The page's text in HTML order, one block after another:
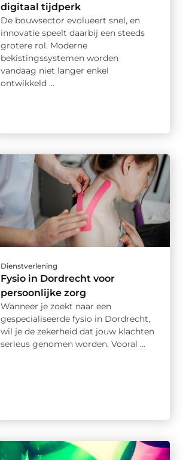
digitaal tijdperk
De bouwsector evolueert snel, en
innovatie speelt daarbij een steeds
grotere rol. Moderne
bekistingssystemen worden
vandaag niet langer enkel
ontwikkeld ...
Dienstverlening
Fysio in Dordrecht voor
persoonlijke zorg
Wanneer je zoekt naar een
gespecialiseerde fysio in Dordrecht,
wil je de zekerheid dat jouw klachten
serieus genomen worden. Vooral ...